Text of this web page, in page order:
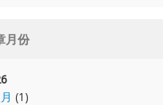
月份
(1)